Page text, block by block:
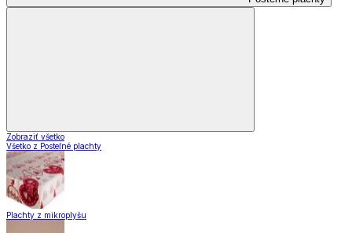
Zobraziť všetko
Všetko z Posteľné plachty
Plachty z mikroplyšu